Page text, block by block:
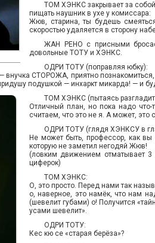
ТОМ ХЭНКС закрывает за
пищать наушник в ухе у комиссара:
Жюв, старина, ты будешь
скоростью удаляется в сторону
ЖАН РЕНО с присными
довольные ТОТУ и ХЭНКС.
ОДРИ ТОТУ (поправляя юбку):
внучка СТОРОЖА, приятно
подушкой — инхаркт микарда! — и
ТОМ ХЭНКС (пытаясь
Отличный план, но пока надо что-
считаем, что это не я. А может, это
ОДРИ ТОТУ (глядя ХЭНКСУ в
Не может быть, профессор, как
которую не заметил негодяй Жюв!
(ловким движением отматывает
циферок)
ТОМ ХЭНКС:
О, это просто. Перед нами так
о, наверное, это намёк, что нам
(шевелит губами) о! Получится
усами шевелит».
ОДРИ ТОТУ:
Кес кю се «старая берёза»?